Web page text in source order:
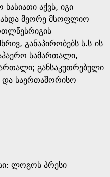
აქვს, იგი
მეორე მსოფლიო
განაპირობებს ს.ს-ის
სამართალი,
განსაკუთრებული
და საერთაშორისო
ლოგოს პრესი